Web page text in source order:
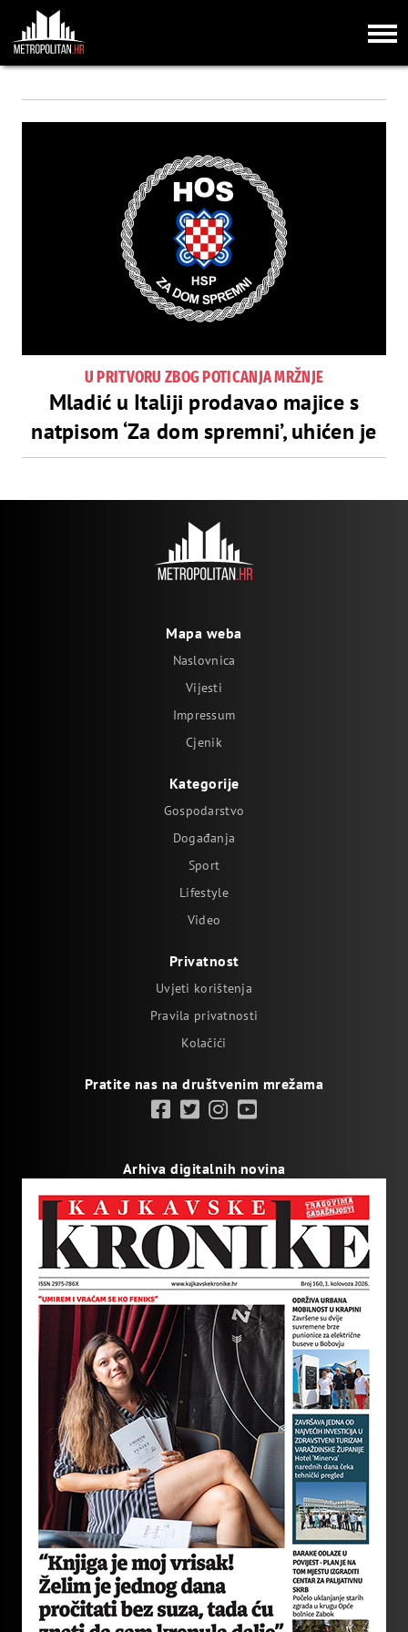
U PRITVORU ZBOG POTICANJA MRŽNJE
Mladić u Italiji prodavao majice s
natpisom ‘Za dom spremni’, uhićen je
Mapa weba
Naslovnica
Vijesti
Impressum
Cjenik
Kategorije
Gospodarstvo
Događanja
Sport
Lifestyle
Video
Privatnost
Uvjeti korištenja
Pravila privatnosti
Kolačići
Pratite nas na društvenim mrežama
Arhiva digitalnih novina